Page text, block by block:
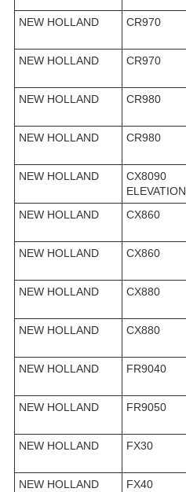
NEW HOLLAND
CR970
NEW HOLLAND
CR970
NEW HOLLAND
CR980
NEW HOLLAND
CR980
NEW HOLLAND
CX8090
ELEVATION
NEW HOLLAND
CX860
NEW HOLLAND
CX860
NEW HOLLAND
CX880
NEW HOLLAND
CX880
NEW HOLLAND
FR9040
NEW HOLLAND
FR9050
NEW HOLLAND
FX30
NEW HOLLAND
FX40